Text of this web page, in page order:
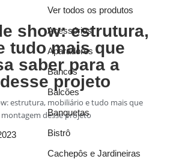
Ver todos os produtos
Acessórios
Aparadores
Bancos
Balcões
Banquetas
Bistrô
Cachepôs e Jardineiras
show: estrutura,
tudo mais que
saber para a
projeto
estrutura, mobiliário e tudo mais que
desse projeto